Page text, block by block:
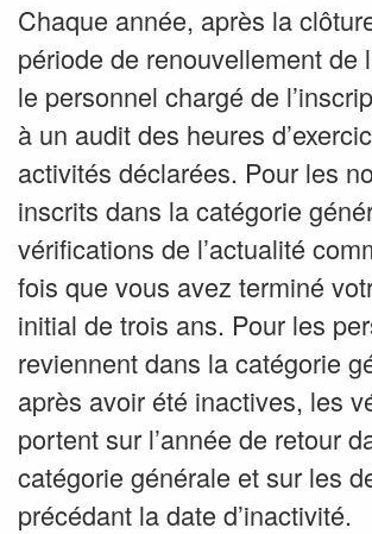
Chaque année, après la
période de renouvellement de
le personnel chargé de
à un audit des heures
activités déclarées. Pour les
inscrits dans la catégorie
vérifications de l’actualité
fois que vous avez terminé
initial de trois ans. Pour les
reviennent dans la catégorie
après avoir été inactives, les
portent sur l’année de retour
catégorie générale et sur les
précédant la date d’inactivité.